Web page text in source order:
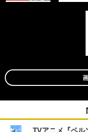
TVアニメ『ペル